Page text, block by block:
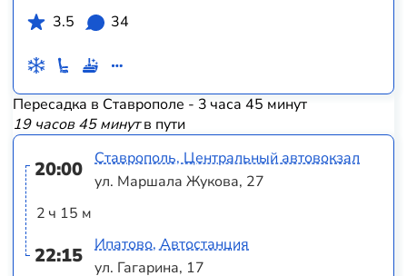
3.5
34
Пересадка в Ставрополе - 3 часа 45 минут
19 часов 45 минутв пути
20:00
2 ч 15 м
22:15
Ставрополь, Центральный автовокзал
ул. Маршала Жукова, 27
Ипатово, Автостанция
ул. Гагарина, 17